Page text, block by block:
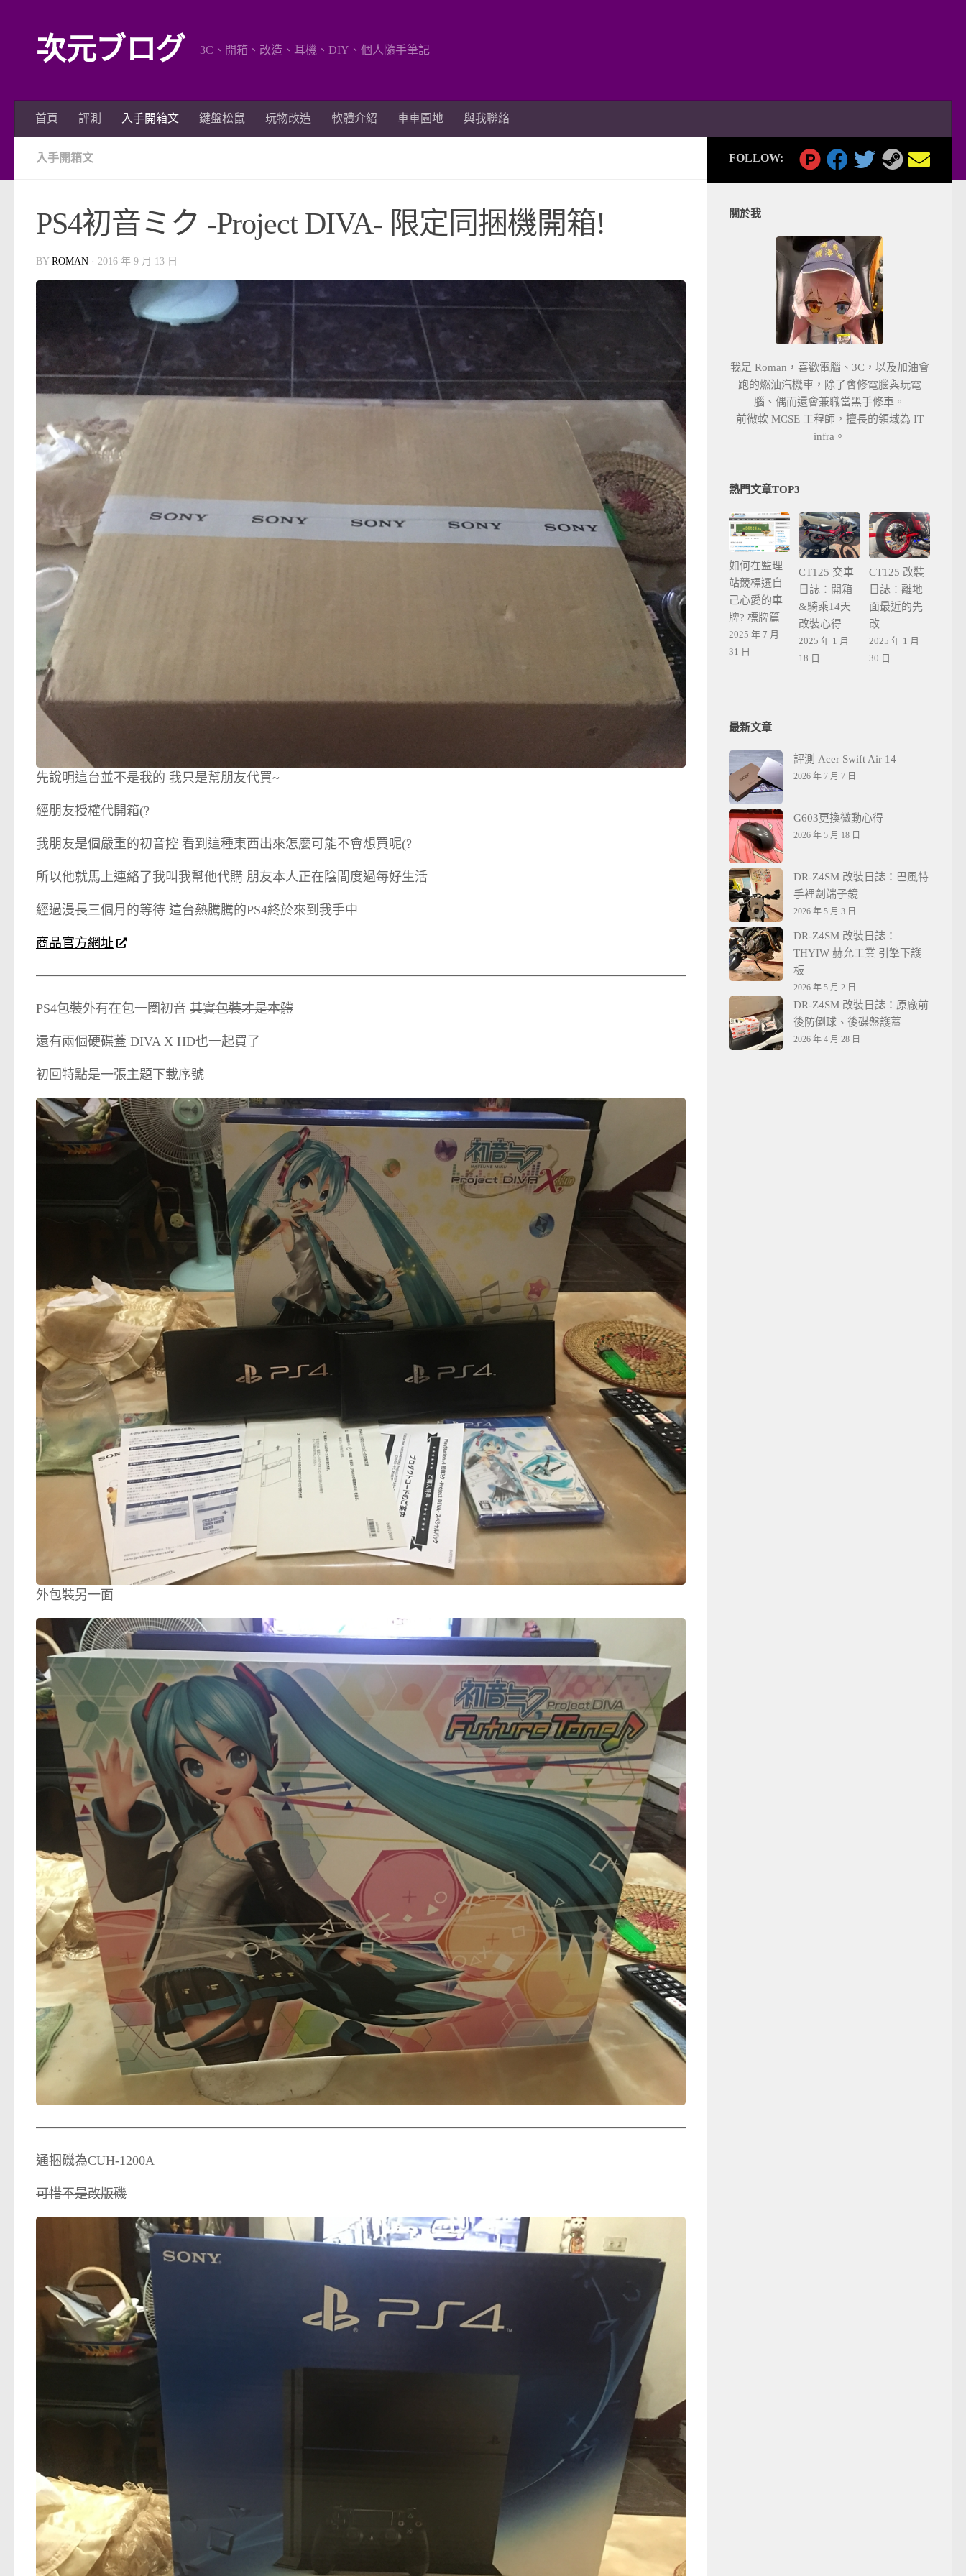
次元ブログ 3C、開箱、改造、耳機、DIY、個人隨手筆記
首頁 評測 入手開箱文 鍵盤松鼠 玩物改造 軟體介紹 車車園地 與我聯絡
入手開箱文
PS4初音ミク -Project DIVA- 限定同捆機開箱!
BY ROMAN · 2016 年 9 月 13 日
先說明這台並不是我的 我只是幫朋友代買~
經朋友授權代開箱(?
我朋友是個嚴重的初音控 看到這種東西出來怎麼可能不會想買呢(?
所以他就馬上連絡了我叫我幫他代購 朋友本人正在陰間度過每好生活
經過漫長三個月的等待 這台熱騰騰的PS4終於來到我手中
商品官方網址
PS4包裝外有在包一圈初音 其實包裝才是本體
還有兩個硬碟蓋 DIVA X HD也一起買了
初回特點是一張主題下載序號
外包裝另一面
通捆磯為CUH-1200A
可惜不是改版磯
FOLLOW:
關於我
我是 Roman，喜歡電腦、3C，以及加油會
跑的燃油汽機車，除了會修電腦與玩電
腦、偶而還會兼職當黑手修車。
前微軟 MCSE 工程師，擅長的領域為 IT
infra。
熱門文章TOP3
如何在監理
站競標選自
己心愛的車
牌? 標牌篇
2025 年 7 月
31 日
CT125 交車
日誌：開箱
&騎乘14天
改裝心得
2025 年 1 月
18 日
CT125 改裝
日誌：離地
面最近的先
改
2025 年 1 月
30 日
最新文章
評測 Acer Swift Air 14
2026 年 7 月 7 日
G603更換微動心得
2026 年 5 月 18 日
DR-Z4SM 改裝日誌：巴風特
手裡劍端子鏡
2026 年 5 月 3 日
DR-Z4SM 改裝日誌：
THYIW 赫允工業 引擎下護
板
2026 年 5 月 2 日
DR-Z4SM 改裝日誌：原廠前
後防倒球、後碟盤護蓋
2026 年 4 月 28 日